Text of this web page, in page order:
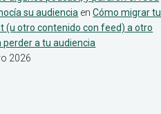
su audiencia enCómo migrar tu
(u otro contenido con feed) a otro
perder a tu audiencia
2026